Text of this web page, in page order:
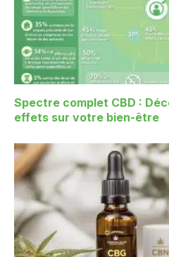
Spectre complet CBD :
effets sur votre bien-être